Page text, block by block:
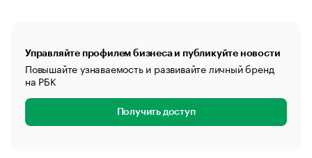
Управляйте профилем бизнеса и публикуйте новости
Повышайте узнаваемость и развивайте личный бренд
на РБК
Получить доступ